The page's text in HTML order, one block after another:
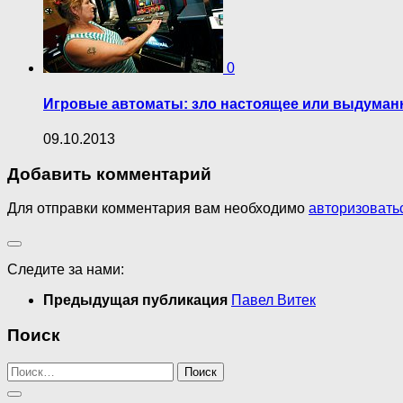
0
Игровые автоматы: зло настоящее или
09.10.2013
Добавить комментарий
Для отправки комментария вам необходимо
Следите за нами:
Предыдущая публикация Павел Витек
Поиск
Найти: